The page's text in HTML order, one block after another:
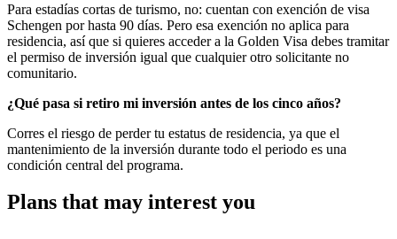
Para estadías cortas de turismo, no: cuentan con exención de visa
Schengen por hasta 90 días. Pero esa exención no aplica para
residencia, así que si quieres acceder a la Golden Visa debes tramitar
el permiso de inversión igual que cualquier otro solicitante no
comunitario.
¿Qué pasa si retiro mi inversión antes de los cinco años?
Corres el riesgo de perder tu estatus de residencia, ya que el
mantenimiento de la inversión durante todo el periodo es una
condición central del programa.
Plans that may interest you